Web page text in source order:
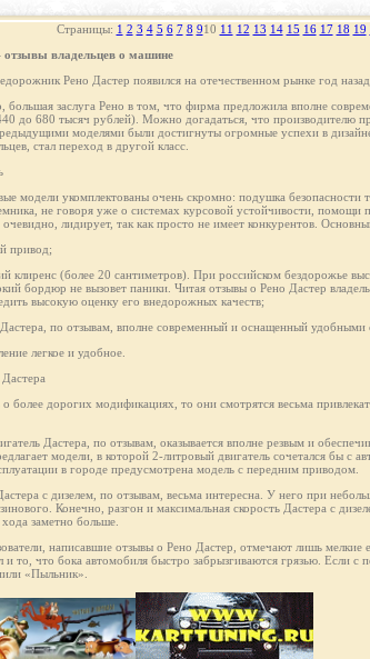
Страницы: 1 2 3 4 5 6 7 8 910 11 12 13 14 15 16 17 18 19
отзывы владельцев о машине
Рено Дастер появился на отечественном рынке год
большая заслуга Рено в том, что фирма предложила вполне
до 680 тысяч рублей). Можно догадаться, что производителю
моделями были достигнуты огромные успехи в
стал переход в другой класс.
модели укомплектованы очень скромно: подушка безопасности
не говоря уже о системах курсовой устойчивости,
очевидно, лидирует, так как просто не имеет конкурентов.
привод;
клиренс (более 20 сантиметров). При российском бездорожье
бордюр не вызовет паники. Читая отзывы о Рено Дастер
высокую оценку его внедорожных качеств;
по отзывам, вполне современный и оснащенный удобными
легкое и удобное.
более дорогих модификациях, то они смотрятся весьма
Дастера, по отзывам, оказывается вполне резвым и
модели, в которой 2-литровый двигатель сочетался бы с
в городе предусмотрена модель с передним приводом.
с дизелем, по отзывам, весьма интересна. У него при
Конечно, разгон и максимальная скорость Дастерa с
хода заметно больше.
написавшие отзывы о Рено Дастер, отмечают лишь
и то, что бока автомобиля быстро забрызгиваются грязью. Если
«Пыльник».